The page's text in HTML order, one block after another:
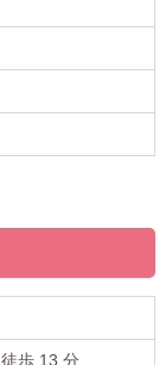
歩 13 分